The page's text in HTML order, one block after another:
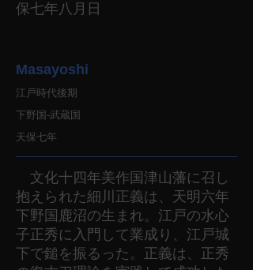
保七年八月日
Masayoshi
江戸時代後期
下野国-武蔵国
天保七年
文化十四年美作国津山藩に召し
抱えられた細川正義は、天明六年
下野国鹿沼の生まれ。江戸の水心
子正秀に入門して業成り、江戸城
下で鎚を振るった。正義は、正秀